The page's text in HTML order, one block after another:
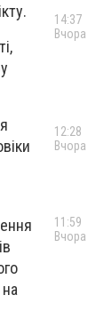
14:37
Вчора
12:28
Вчора
11:59
Вчора